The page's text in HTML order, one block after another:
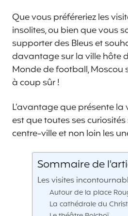
Que vous préféreriez les
insolites, ou bien que vous
supporter des Bleus et
davantage sur la ville hôte
Monde de football, Moscou
à coup sûr !
L’avantage que présente la
est que toutes ses
centre-ville et non loin les
Sommaire de
Les visites
Autour de la place
La cathédrale du